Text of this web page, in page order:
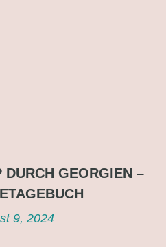
DURCH GEORGIEN –
9, 2024